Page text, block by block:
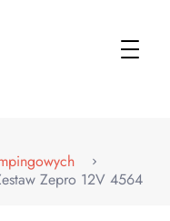
Zepro 12V 4564